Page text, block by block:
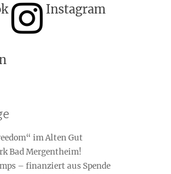
Instagram
im Alten Gut
Bad Mergentheim!
– finanziert aus Spende